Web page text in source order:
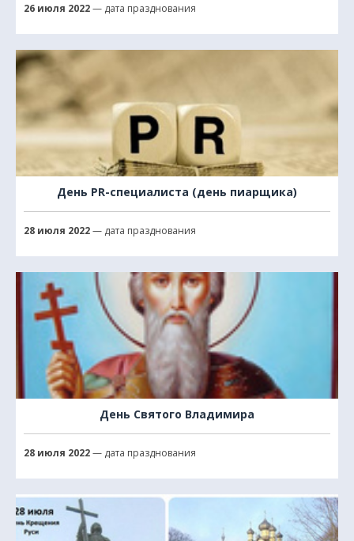
26 июля 2022— дата празднования
День PR-специалиста (день пиарщика)
28 июля 2022— дата празднования
День Святого Владимира
28 июля 2022— дата празднования